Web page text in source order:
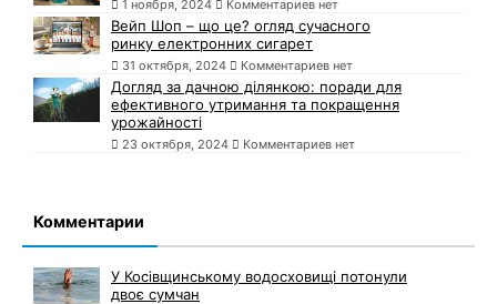
1 ноября, 2024 Комментариев нет
Вейп Шоп – що це? огляд сучасного
ринку електронних сигарет
31 октября, 2024 Комментариев нет
Догляд за дачною ділянкою: поради для
ефективного утримання та покращення
урожайності
23 октября, 2024 Комментариев нет
Комментарии
У Косівщинському водосховищі потонули
двоє сумчан